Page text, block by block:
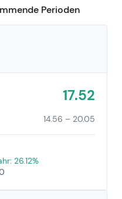
Perioden
17.52
14.56 – 20.05
26.12%